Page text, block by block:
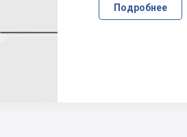
Подробнее